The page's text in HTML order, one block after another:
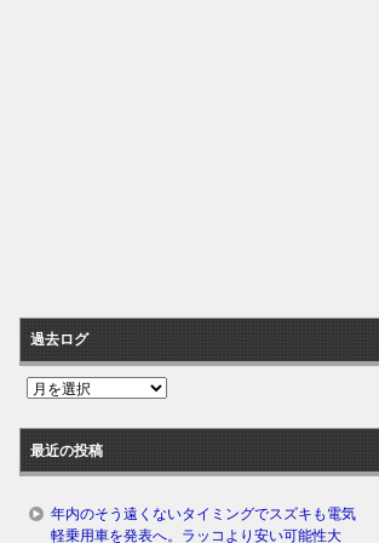
過去ログ
過
ロ
グ
最近の投稿
年内のそう遠くないタイミングでスズキも電気
軽乗用車を発表へ。ラッコより安い可能性大